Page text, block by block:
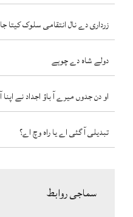
زرداری دے نال انتقامی سلوک کیتا
دولے شاہ دے چوہے
او دن جدوں میرے آ باؤ اجداد نے اپنا
تبدیلی آ گئی اے یا راہ وچ اے؟
سماجی روابط